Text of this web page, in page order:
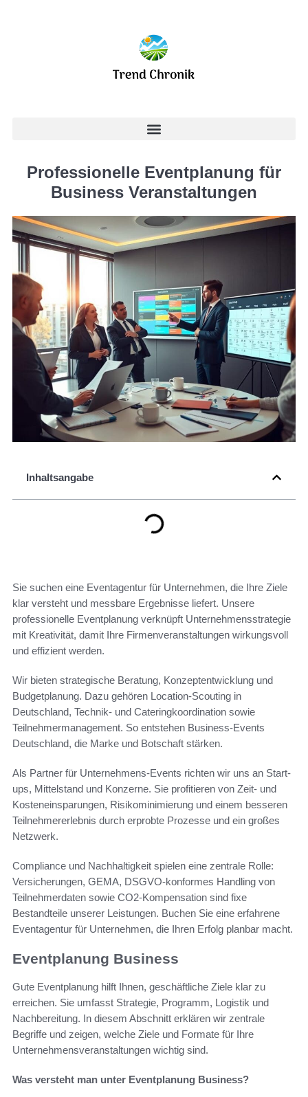
Professionelle Eventplanung für
Business Veranstaltungen
Inhaltsangabe
Sie suchen eine Eventagentur für Unternehmen, die Ihre Ziele
klar versteht und messbare Ergebnisse liefert. Unsere
professionelle Eventplanung verknüpft Unternehmensstrategie
mit Kreativität, damit Ihre Firmenveranstaltungen wirkungsvoll
und effizient werden.
Wir bieten strategische Beratung, Konzeptentwicklung und
Budgetplanung. Dazu gehören Location-Scouting in
Deutschland, Technik- und Cateringkoordination sowie
Teilnehmermanagement. So entstehen Business-Events
Deutschland, die Marke und Botschaft stärken.
Als Partner für Unternehmens-Events richten wir uns an Start-
ups, Mittelstand und Konzerne. Sie profitieren von Zeit- und
Kosteneinsparungen, Risikominimierung und einem besseren
Teilnehmererlebnis durch erprobte Prozesse und ein großes
Netzwerk.
Compliance und Nachhaltigkeit spielen eine zentrale Rolle:
Versicherungen, GEMA, DSGVO-konformes Handling von
Teilnehmerdaten sowie CO2-Kompensation sind fixe
Bestandteile unserer Leistungen. Buchen Sie eine erfahrene
Eventagentur für Unternehmen, die Ihren Erfolg planbar macht.
Eventplanung Business
Gute Eventplanung hilft Ihnen, geschäftliche Ziele klar zu
erreichen. Sie umfasst Strategie, Programm, Logistik und
Nachbereitung. In diesem Abschnitt erklären wir zentrale
Begriffe und zeigen, welche Ziele und Formate für Ihre
Unternehmensveranstaltungen wichtig sind.
Was versteht man unter Eventplanung Business?